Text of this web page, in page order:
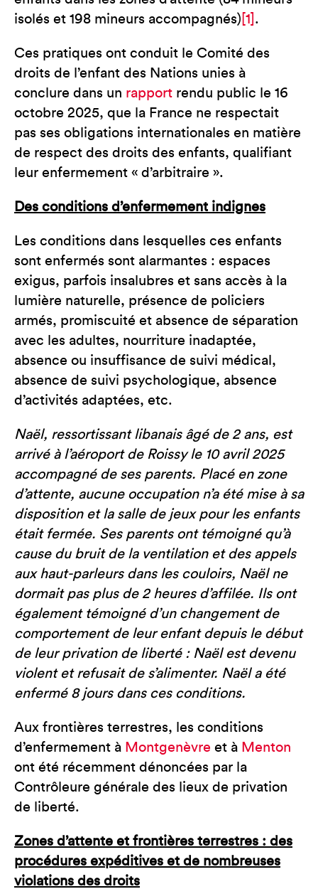
isolés et 198 mineurs accompagnés) [1] .
Ces pratiques ont conduit le Comité des
droits de l’enfant des Nations unies à
conclure dans un rapport rendu public le 16
octobre 2025, que la France ne respectait
pas ses obligations internationales en matière
de respect des droits des enfants, qualifiant
leur enfermement « d’arbitraire ».
Des conditions d’enfermement indignes
Les conditions dans lesquelles ces enfants
sont enfermés sont alarmantes : espaces
exigus, parfois insalubres et sans accès à la
lumière naturelle, présence de policiers
armés, promiscuité et absence de séparation
avec les adultes, nourriture inadaptée,
absence ou insuffisance de suivi médical,
absence de suivi psychologique, absence
d’activités adaptées, etc.
Naël, ressortissant libanais âgé de 2 ans, est
arrivé à l’aéroport de Roissy le 10 avril 2025
accompagné de ses parents. Placé en zone
d’attente, aucune occupation n’a été mise à sa
disposition et la salle de jeux pour les enfants
était fermée. Ses parents ont témoigné qu’à
cause du bruit de la ventilation et des appels
aux haut-parleurs dans les couloirs, Naël ne
dormait pas plus de 2 heures d’affilée. Ils ont
également témoigné d’un changement de
comportement de leur enfant depuis le début
de leur privation de liberté : Naël est devenu
violent et refusait de s’alimenter. Naël a été
enfermé 8 jours dans ces conditions.
Aux frontières terrestres, les conditions
d’enfermement à Montgenèvre et à Menton
ont été récemment dénoncées par la
Contrôleure générale des lieux de privation
de liberté.
Zones d’attente et frontières terrestres : des
procédures expéditives et de nombreuses
violations des droits